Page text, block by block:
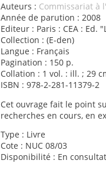
Auteurs : Commissariat à
Année de parution : 2008
Editeur : Paris : CEA : Ed.
Collection : (E-den)
Langue : Français
Pagination : 150 p.
Collation : 1 vol. : ill. ; 29
ISBN : 978-2-281-11379-2
Cet ouvrage fait le point
recherches en cours, en
Type : Livre
Cote : NUC 08/03
Disponibilité : En